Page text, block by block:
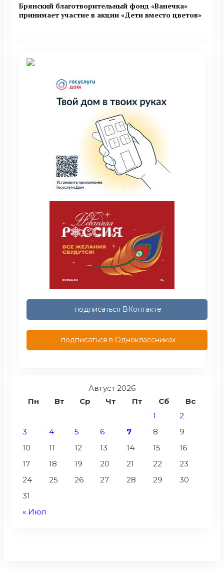
Брянский благотворительный фонд «Ванечка»
принимает участие в акции «Дети вместо цветов»
подписаться ВКонтакте
подписаться в Одноклассниках
Август 2026
Пн
Вт Ср Чт Пт Сб Вс
« Июл
1
2
3
4 5 6 7 8
9
10
11 12 13 14 15
16
17
18 19 20 21 22
23
24
25 26 27 28 29
30
31